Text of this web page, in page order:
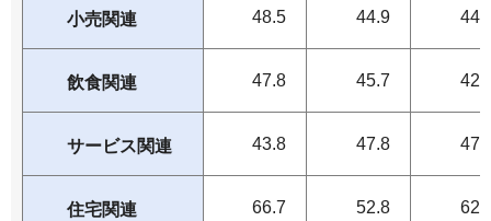
小売関連 48.5 44.9
飲食関連 47.8 45.7
サービス関連 43.8 47.8
住宅関連 66.7 52.8